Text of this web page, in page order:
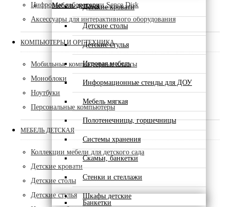
Мебель детскаяДетские кровати
Детские столы
Детские стулья
Игровая мебель
Информационные стенды для ДОУ
Мебель мягкая
Полотенечницы, горшечницы
Системы хранения
Скамьи, банкетки
Стенки и стеллажи
Шкафы детские
Банкетки
Цифровые лаборатории Sence Disk
Аксессуары для интерактивного оборудования
КОМПЬЮТЕРЫ И ОРГТЕХНИКА
Мобильные компьютерные классы
Моноблоки
Ноутбуки
Персональные компьютеры
МЕБЕЛЬ ДЕТСКАЯ
Коллекции мебели для детского сада
Детские кровати
Детские столы
Детские стулья